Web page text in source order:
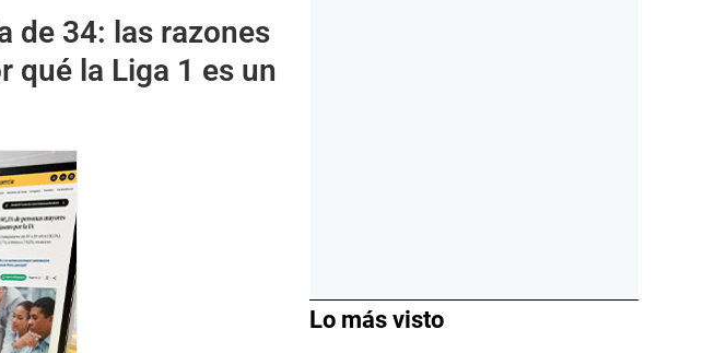
de 34: las razones
qué la Liga 1 es un
Lo más visto